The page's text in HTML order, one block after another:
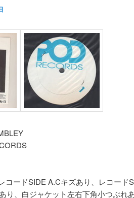
コードSIDE A.Cキズあり、レコード
り、白ジャケット左右下角小つぶれ